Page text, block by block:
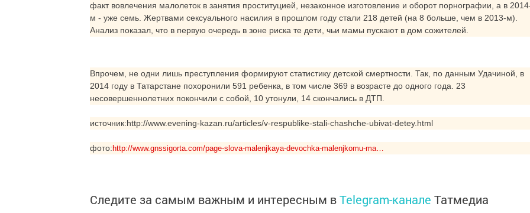
факт вовлечения малолеток в занятия проституцией, незаконное изготовление и оборот порнографии, а в
м - уже семь. Жертвами сексуального насилия в прошлом году стали 218 детей (на 8 больше, чем в 2013-м).
Анализ показал, что в первую очередь в зоне риска те дети, чьи мамы пускают в дом сожителей.
Впрочем, не одни лишь преступления формируют статистику детской смертности. Так, по данным Удачиной, в
2014 году в Татарстане похоронили 591 ребенка, в том числе 369 в возрасте до одного года. 23
несовершеннолетних покончили с собой, 10 утонули, 14 скончались в ДТП.
источник:http://www.evening-kazan.ru/articles/v-respublike-stali-chashche-ubivat-detey.html
фото: http://www.gnssigorta.com/page-slova-malenjkaya-devochka-malenjkomu-ma…
Следите за самым важным и интересным вTelegram-канале Татмедиа